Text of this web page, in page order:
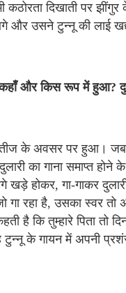
कठोरता दिखाती पर
उसने टुन्नू की लाई
कहाँ और किस रूप में हुआ?
तीज के अवसर पर हुआ। जब
का गाना समाप्त होने
होकर, गा-गाकर
रहा है, उसका स्वर तो
है कि तुम्हारे पिता तो
के गायन में अपनी